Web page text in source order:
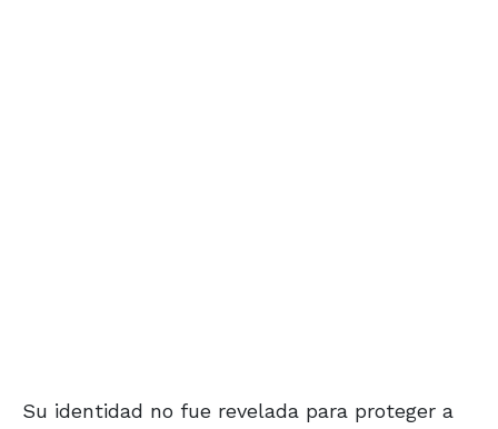
Su identidad no fue revelada para proteger a